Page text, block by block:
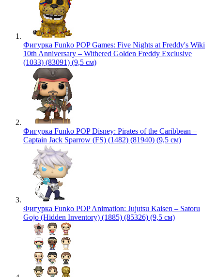
Фигурка Funko POP Games: Five Nights at Freddy's Wiki
10th Anniversary – Withered Golden Freddy Exclusive
(1033) (83091) (9,5 см)
Фигурка Funko POP Disney: Pirates of the Caribbean –
Captain Jack Sparrow (FS) (1482) (81940) (9,5 см)
Фигурка Funko POP Animation: Jujutsu Kaisen – Satoru
Gojo (Hidden Inventory) (1885) (85326) (9,5 см)